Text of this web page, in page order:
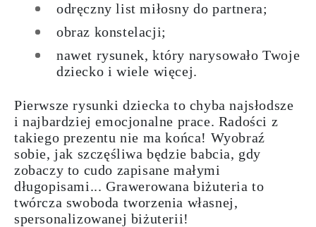
odręczny list miłosny do partnera;
obraz konstelacji;
nawet rysunek, który narysowało Twoje
dziecko i wiele więcej.
Pierwszerysunki dziecka to chyba najsłodsze
i najbardziej emocjonalne prace. Radości z
takiego prezentu nie ma końca! Wyobraź
sobie, jak szczęśliwa będzie babcia, gdy
zobaczy to cudo zapisane małymi
długopisami... Grawerowana biżuteria to
twórcza swoboda tworzenia własnej,
spersonalizowanej biżuterii!